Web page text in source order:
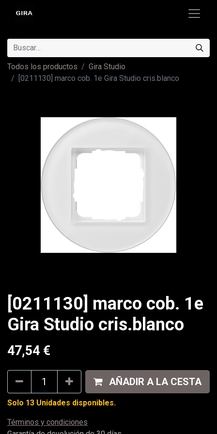
Todos los productos
Gira Studio
[0211130] marco cob. 1e Gira Studio cris.blanco
[0211130] marco cob. 1e
Gira Studio cris.blanco
47,54 €
AÑADIR A LA CESTA
Solo 13 Unidades disponibles.
Términos y condiciones